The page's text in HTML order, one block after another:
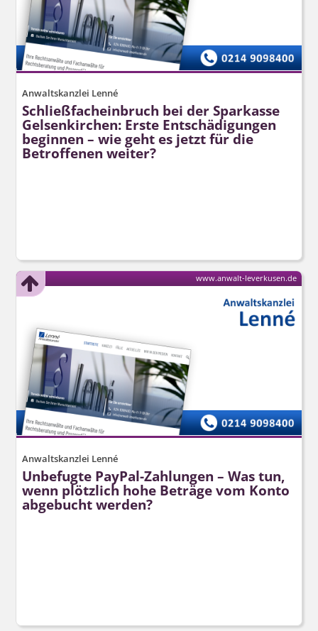
Anwaltskanzlei Lenné
Schließfacheinbruch bei der Sparkasse
Gelsenkirchen: Erste Entschädigungen
beginnen – wie geht es jetzt für die
Betroffenen weiter?
Anwaltskanzlei Lenné
Unbefugte PayPal-Zahlungen – Was tun,
wenn plötzlich hohe Beträge vom Konto
abgebucht werden?
www.anwalt-leverkusen.de